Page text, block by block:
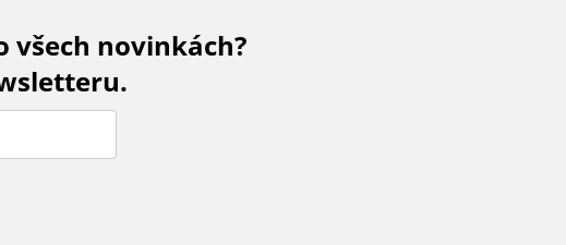
všech novinkách?